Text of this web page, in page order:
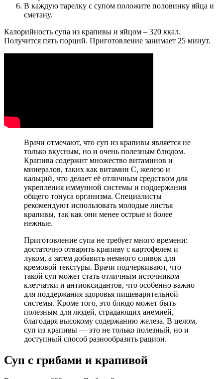
В каждую тарелку с супом положите половинку яйца и
сметану.
Калорийность супа из крапивы и яйцом – 320 ккал.
Получится пять порций. Приготовление занимает 25 минут.
Врачи отмечают, что суп из крапивы является не
только вкусным, но и очень полезным блюдом.
Крапива содержит множество витаминов и
минералов, таких как витамин C, железо и
кальций, что делает её отличным средством для
укрепления иммунной системы и поддержания
общего тонуса организма. Специалисты
рекомендуют использовать молодые листья
крапивы, так как они менее острые и более
нежные.
Приготовление супа не требует много времени:
достаточно отварить крапиву с картофелем и
луком, а затем добавить немного сливок для
кремовой текстуры. Врачи подчеркивают, что
такой суп может стать отличным источником
клетчатки и антиоксидантов, что особенно важно
для поддержания здоровья пищеварительной
системы. Кроме того, это блюдо может быть
полезным для людей, страдающих анемией,
благодаря высокому содержанию железа. В целом,
суп из крапивы — это не только полезный, но и
доступный способ разнообразить рацион.
Суп с грибами и крапивой